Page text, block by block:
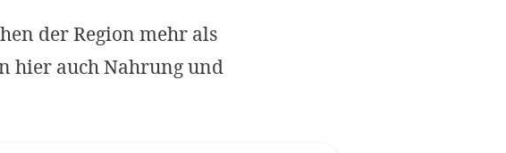
der Region mehr als
hier auch Nahrung undOPTIONALE ABLEHNEN